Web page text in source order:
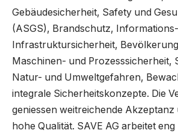
Gebäudesicherheit, Safety und
(ASGS), Brandschutz,
Infrastruktursicherheit,
Maschinen- und Prozesssicherheit,
Natur- und Umweltgefahren,
integrale Sicherheitskonzepte. Die
geniessen weitreichende Akzeptanz
hohe Qualität. SAVE AG arbeitet